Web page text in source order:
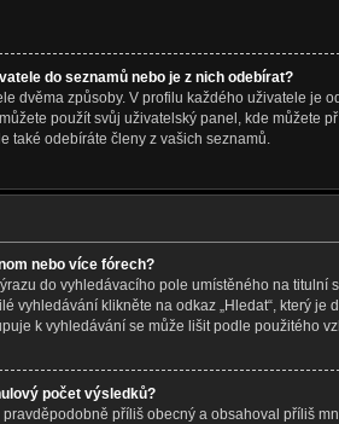
do seznamů nebo je z nich odebírat?
dvěma způsoby. V profilu každého uživatele je
použít svůj uživatelský panel, kde můžete
také odebíráte členy z vašich seznamů.
nebo více fórech?
do vyhledávacího pole umístěného na titulní
vyhledávání klikněte na odkaz „Hledat“, který je
k vyhledávání se může lišit podle použitého
počet výsledků?
příliš obecný a obsahoval příliš